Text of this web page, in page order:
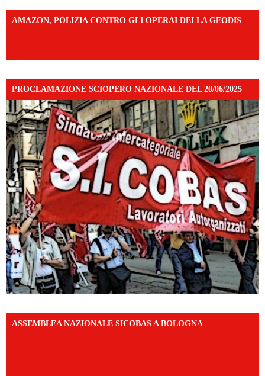
AMAZON, POLIZIA CONTRO GLI OPERAI DELLA GEODIS
PROCLAMAZIONE SCIOPERO NAZIONALE DEL 20/06/2025
ASSEMBLEA NAZIONALE SICOBAS A BOLOGNA